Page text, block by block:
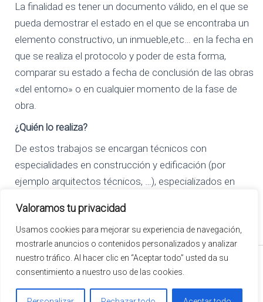
Valoramos tu privacidad
Usamos cookies para mejorar su experiencia de navegación,
mostrarle anuncios o contenidos personalizados y analizar
nuestro tráfico. Al hacer clic en “Aceptar todo” usted da su
consentimiento a nuestro uso de las cookies.
La finalidad es tener un documento válido, en el que se
pueda demostrar el estado en el que se encontraba un
elemento constructivo, un inmueble,etc… en la fecha en
que se realiza el protocolo y poder de esta forma,
comparar su estado a fecha de conclusión de las obras
«del entorno» o en cualquier momento de la fase de
obra.
¿Quién lo realiza?
De estos trabajos se encargan técnicos con
especialidades en construcción y edificación (por
ejemplo arquitectos técnicos, …), especializados en
de edificación.
Vistas: 1.859
© 2026 ENTREMUROS GESTION Y OBRAS | Todos los derechos reservados
Política de privacidad